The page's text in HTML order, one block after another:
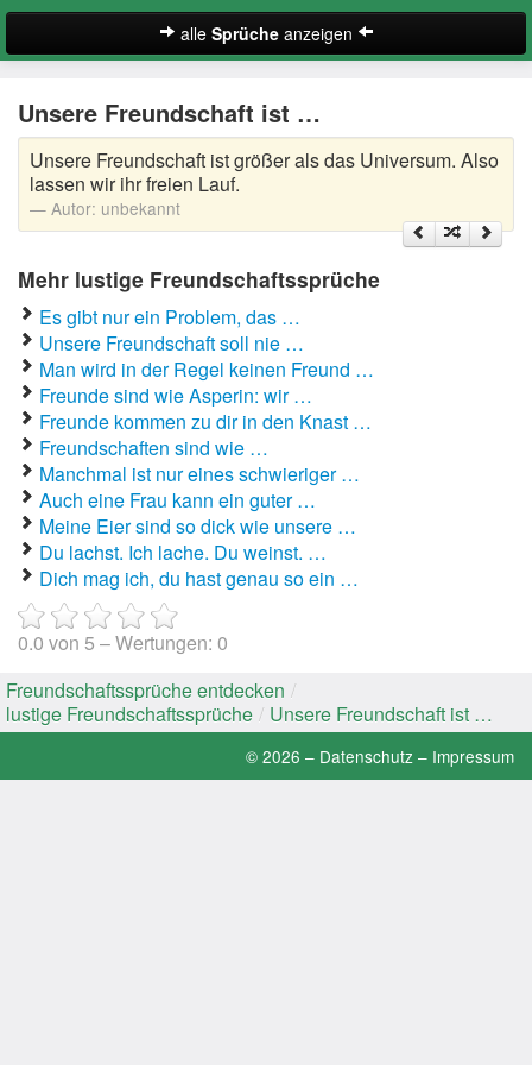
alle Sprücheanzeigen
Freundschaftssprüche beste Freundin
Kurze Freundschaftssprüche
Lustige Freundschaftssprüche
Schöne Freundschaftssprüche
Zufallsspruch
Unsere Freundschaft ist …
Unsere Freundschaft ist größer als das Universum. Also
lassen wir ihr freien Lauf.
Autor: unbekannt
Mehr lustige Freundschaftssprüche
Es gibt nur ein Problem, das …
Unsere Freundschaft soll nie …
Man wird in der Regel keinen Freund …
Freunde sind wie Asperin: wir …
Freunde kommen zu dir in den Knast …
Freundschaften sind wie …
Manchmal ist nur eines schwieriger …
Auch eine Frau kann ein guter …
Meine Eier sind so dick wie unsere …
Du lachst. Ich lache. Du weinst. …
Dich mag ich, du hast genau so ein …
0.0 von 5 – Wertungen: 0
Freundschaftssprüche entdecken /
lustige Freundschaftssprüche / Unsere Freundschaft ist …
© 2026 – Datenschutz – Impressum